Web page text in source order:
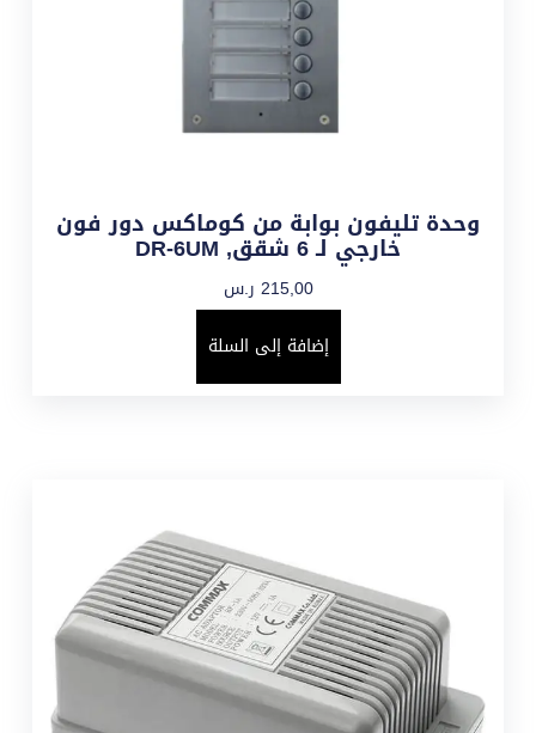
وحدة تليفون بوابة من كوماكس دور فون
خارجي لـ 6 شقق, DR-6UM
215,00 ر.س
إضافة إلى السلة